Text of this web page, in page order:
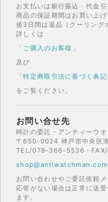
お支払いは銀行振込・代金
商品の保証期間はお買い上
後3日間は返品（クーリング
詳しくは
「ご購入のお客様 」
及び
「特定商取引法に基づく表記
をご覧ください。
お問い合せ先
時計の委託・アンティーウオ
〒650-0024 神戸市中央区
TEL/078-366-5536・
shop@antiwatchman.com
お問い合わせやご委託依頼
応答がない場合は正常に送
ます。